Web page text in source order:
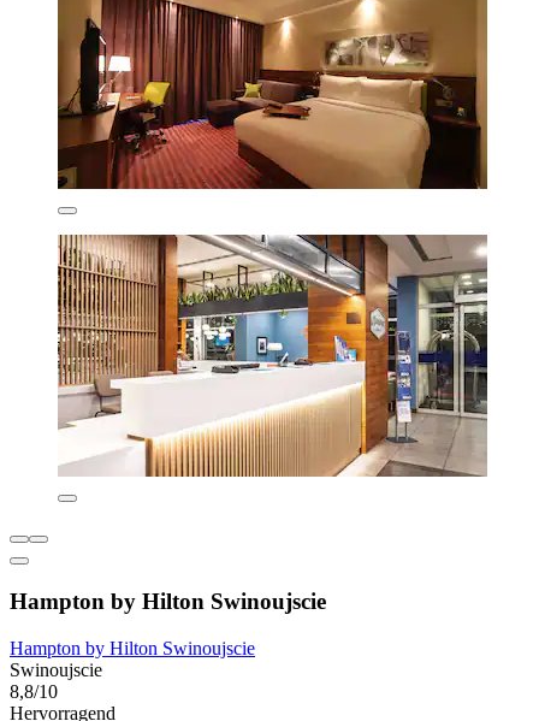
Hampton by Hilton Swinoujscie
Hampton by Hilton Swinoujscie
Swinoujscie
8,8/10
Hervorragend